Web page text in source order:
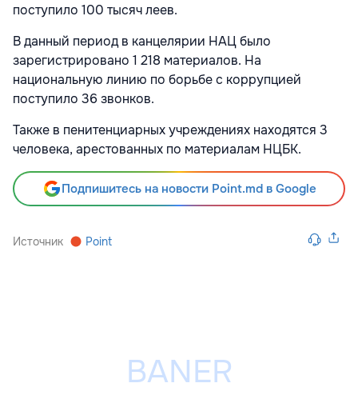
поступило 100 тысяч леев.
В данный период в канцелярии НАЦ было
зарегистрировано 1 218 материалов. На
национальную линию по борьбе с коррупцией
поступило 36 звонков.
Также в пенитенциарных учреждениях находятся 3
человека, арестованных по материалам НЦБК.
Подпишитесь на новости Point.md в Google
Источник Point